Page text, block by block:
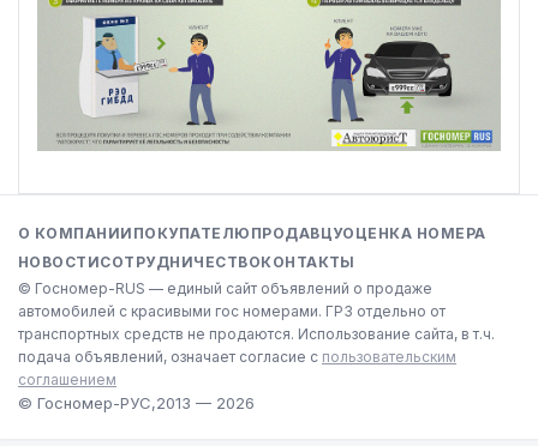
© Госномер-RUS — единый сайт объявлений о продаже
автомобилей с красивыми гос номерами. ГРЗ отдельно от
транспортных средств не продаются. Использование сайта, в т.ч.
подача объявлений, означает согласие с пользовательским
соглашением
О КОМПАНИИ ПОКУПАТЕЛЮ ПРОДАВЦУОЦЕНКА НОМЕРА
НОВОСТИСОТРУДНИЧЕСТВОКОНТАКТЫ
© Госномер-РУС,2013 — 2026